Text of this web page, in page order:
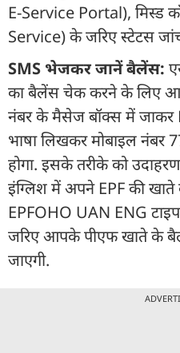
E-Service Portal), मिस्ड
Service) के जरिए स्टेटस
SMS भेजकर जानें बैलेंस:
का बैलेंस चेक करने के लिए
नंबर के मैसेज बॉक्स में जाकर
भाषा लिखकर मोबाइल नंबर
होगा. इसके तरीके को
इंग्लिश में अपने EPF की खाते
EPFOHO UAN ENG
जरिए आपके पीएफ खाते के
जाएगी.